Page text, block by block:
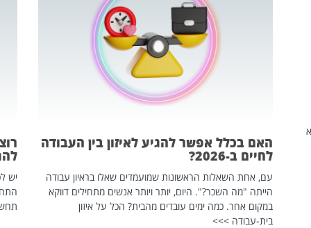
האם בכלל אפשר להגיע לאיזון בין העבודה
לחיים ב-2026?
עם, אחת השאלות הראשונות שמועמדים שאלו בראיון עבודה
הייתה "מה השכר?". היום, יותר ויותר אנשים מתחילים דווקא
במקום אחר. כמה ימים עובדים מהבית? הכל על איזון
בית-עבודה >>>
יש